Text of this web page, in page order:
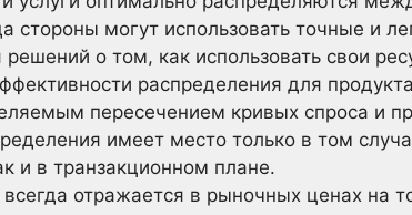
стороны могут использовать точные и
о том, как использовать свои
распределения для
пересечением кривых спроса и
имеет место только в том
и в транзакционном плане.
отражается в рыночных ценах на